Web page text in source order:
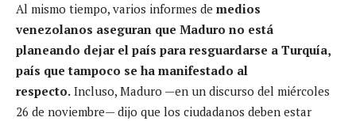
Al mismo tiempo, varios informes de medios
venezolanos aseguran que Maduro no está
planeando dejar el país para resguardarse a Turquía,
país que tampoco se ha manifestado al
respecto. Incluso, Maduro —en un discurso del miércoles
26 de noviembre— dijo que los ciudadanos deben estar